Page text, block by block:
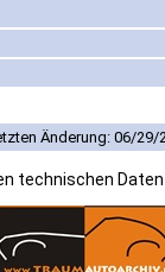
Änderung: 06/29/
technischen